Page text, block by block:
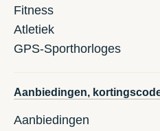
Fitness
Atletiek
GPS-Sporthorloges
Aanbiedingen,
Aanbiedingen